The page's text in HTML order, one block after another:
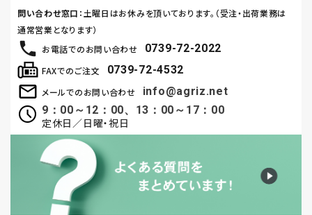
お電話でのお問い合わせ 0739-72-2022
メールでのお問い合わせ
info@agriz.net
9：00～12：00、13：00～17：00
定休日／日曜・祝日
FAXでのご注文 0739-72-4532
問い合わせ窓口 ：土曜日はお休みを頂いております。（受注・出荷業務は
通常営業となります）